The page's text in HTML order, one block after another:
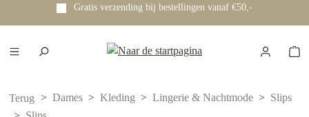
hoofdinhoud
Gratis verzending bij bestellingen vanaf €50,-
Terug Dames Kleding Lingerie & Nachtmode
Slips